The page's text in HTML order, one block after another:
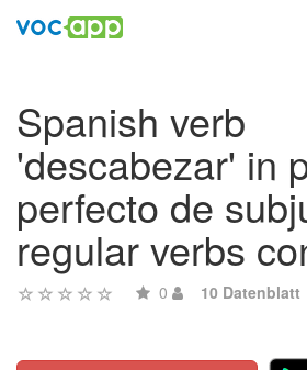
Spanish verb
'descabezar' in
perfecto de
regular verbs
0 10 Datenblatt